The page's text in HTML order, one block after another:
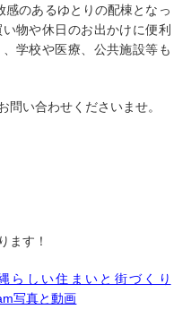
感のあるゆとりの配棟となっ
物や休日のお出かけに便利
学校や医療、公共施設等も
問い合わせくださいませ。
ます！
らしい住まいと街づくり
写真と動画